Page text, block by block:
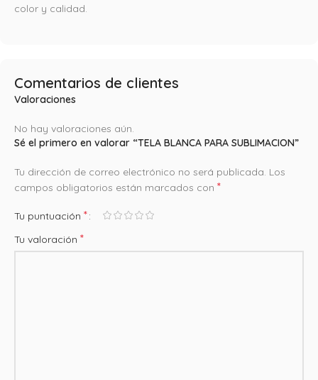
color y calidad.
Comentarios de clientes
Valoraciones
No hay valoraciones aún.
Sé el primero en valorar “TELA BLANCA PARA SUBLIMACION”
Tu dirección de correo electrónico no será publicada. Los
campos obligatorios están marcados con *
Tu puntuación *
Tu valoración *